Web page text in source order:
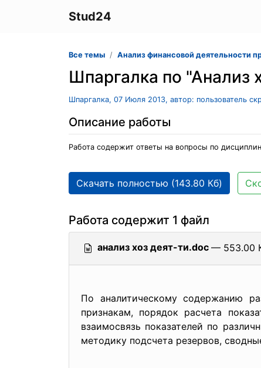
Stud24
Все темы Анализ финансовой деятельности
Шпаргалка по "Анализ
Шпаргалка, 07 Июля 2013, автор: пользователь
Описание работы
Работа содержит ответы на вопросы по
Скачать полностью (143.80 Кб)
Работа содержит 1 файл
анализ хоз деят-ти.doc — 553.00
По аналитическому содержанию
признакам, порядок расчета
взаимосвязь показателей по
методику подсчета резервов,